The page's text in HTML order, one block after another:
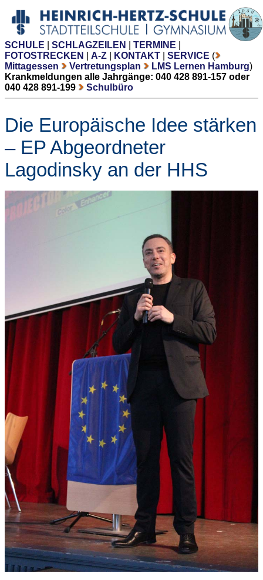
SCHULE SCHLAGZEILEN TERMINE
FOTOSTRECKEN
A-Z KONTAKT SERVICE (
Mittagessen
Vertretungsplan LMS Lernen Hamburg)
Krankmeldungen alle Jahrgänge: 040 428 891-157 oder
040 428 891-199
Schulbüro
Die Europäische Idee stärken
– EP Abgeordneter
Lagodinsky an der HHS